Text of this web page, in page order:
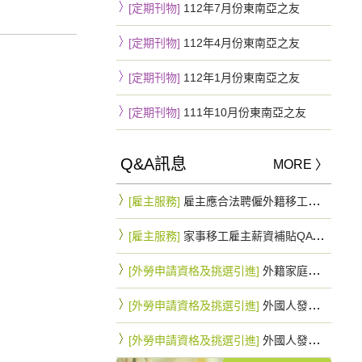
[定期刊物] 112年7月份東南亞之友
[定期刊物] 112年4月份東南亞之友
[定期刊物] 112年1月份東南亞之友
[定期刊物] 111年10月份東南亞之友
Q&A訊息 MORE 〉
[雇主服務] 雇主應合法聘僱外籍移工，一旦查獲將罰緩15~75萬不等
[雇主服務] 家事移工雇主薪資補貼QA 最高可拿10.8萬元
[外勞申請資格及挑選引進] 外籍家庭幫傭與外籍家庭看護工因行蹤不明申請遞補之規定是否相同？
[外勞申請資格及挑選引進] 外國人發生行蹤不明經依規定通知入出國管理機關及警察機關滿3個月仍未查獲者，雇主得否以該名額直接辦理外國人之重新招募入國引進？
[外勞申請資格及挑選引進] 外國人發生行蹤不明經依規定通知入出國管理機關及警察機關滿3個月仍未查獲者，應如何申請遞補外國人？